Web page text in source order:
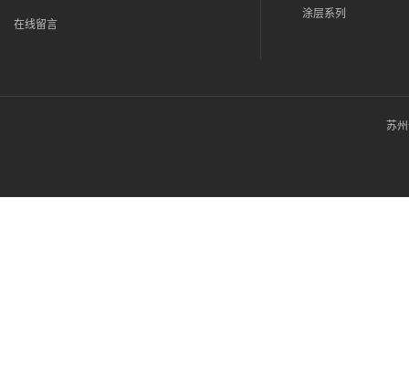
在线留言
涂层系列
苏